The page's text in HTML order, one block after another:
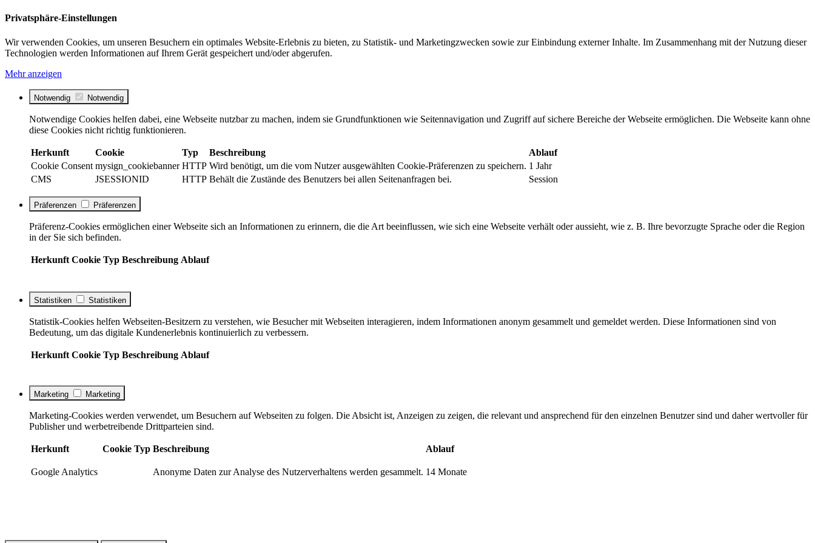
Privatsphäre-Einstellungen
Wir verwenden Cookies, um unseren Besuchern ein optimales Website-Erlebnis zu bieten, zu Statistik- und Marketingzwecken sowie zur Einbindung externer Inhalte. Im Zusammenhang mit der Nutzung dieser
Technologien werden Informationen auf Ihrem Gerät gespeichert und/oder abgerufen.
Mehr anzeigen
Notwendig Notwendig
Notwendige Cookies helfen dabei, eine Webseite nutzbar zu machen, indem sie Grundfunktionen wie Seitennavigation und Zugriff auf sichere Bereiche der Webseite ermöglichen. Die Webseite kann ohne
diese Cookies nicht richtig funktionieren.
Herkunft Cookie Typ Beschreibung
Ablauf
Cookie Consent mysign_cookiebanner HTTP Wird benötigt, um die vom Nutzer ausgewählten Cookie-Präferenzen zu speichern. 1 Jahr
CMS
JSESSIONID HTTP Behält die Zustände des Benutzers bei allen Seitenanfragen bei. Session
Präferenzen Präferenzen
Präferenz-Cookies ermöglichen einer Webseite sich an Informationen zu erinnern, die die Art beeinflussen, wie sich eine Webseite verhält oder aussieht, wie z. B. Ihre bevorzugte Sprache oder die Region
in der Sie sich befinden.
Herkunft Cookie Typ Beschreibung Ablauf
Statistiken Statistiken
Statistik-Cookies helfen Webseiten-Besitzern zu verstehen, wie Besucher mit Webseiten interagieren, indem Informationen anonym gesammelt und gemeldet werden. Diese Informationen sind von
Bedeutung, um das digitale Kundenerlebnis kontinuierlich zu verbessern.
Herkunft Cookie Typ Beschreibung Ablauf
Marketing Marketing
Marketing-Cookies werden verwendet, um Besuchern auf Webseiten zu folgen. Die Absicht ist, Anzeigen zu zeigen, die relevant und ansprechend für den einzelnen Benutzer sind und daher wertvoller für
Publisher und werbetreibende Drittparteien sind.
Herkunft Cookie Typ Beschreibung Ablauf
Google Analytics Anonyme Daten zur Analyse des Nutzerverhaltens werden gesammelt. 14 Monate